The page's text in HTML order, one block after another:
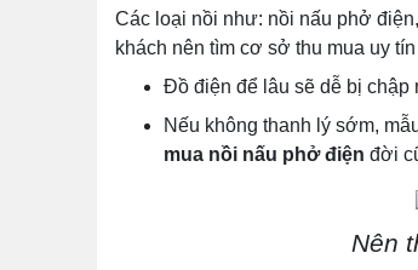
Các loại nồi như: nồi nấu phở
khách nên tìm cơ sở thu mua uy
Đồ điện để lâu sẽ dễ bị chập
Nếu không thanh lý sớm,
mua nồi nấu phở điện đời
Nên